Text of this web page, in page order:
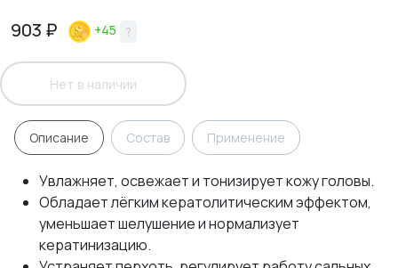
903 ₽ +45 ?
Нет в наличии
Описание Состав Применение
Увлажняет, освежает и тонизирует кожу головы.
Обладает лёгким кератолитическим эффектом,
уменьшает шелушение и нормализует
кератинизацию.